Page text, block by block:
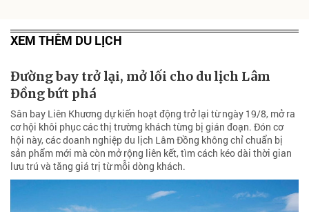
XEM THÊM DU LỊCH
Đường bay trở lại, mở lối cho du lịch Lâm
Đồng bứt phá
Sân bay Liên Khương dự kiến hoạt động trở lại từ ngày 19/8, mở ra
cơ hội khôi phục các thị trường khách từng bị gián đoạn. Đón cơ
hội này, các doanh nghiệp du lịch Lâm Đồng không chỉ chuẩn bị
sản phẩm mới mà còn mở rộng liên kết, tìm cách kéo dài thời gian
lưu trú và tăng giá trị từ mỗi dòng khách.